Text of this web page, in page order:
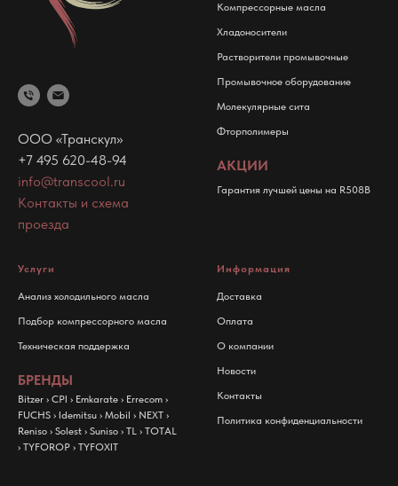
ООО «Транскул»
+7 495 620-48-94
info@transcool.ru
Контакты и схема
проезда
Компрессорные масла
Хладоносители
Растворители промывочные
Промывочное оборудование
Молекулярные сита
Фторполимеры
АКЦИИ
Гарантия лучшей цены на R508B
Услуги
Анализ холодильного масла
Подбор компрессорного масла
Техническая поддержка
БРЕНДЫ
Bitzer › CPI › Emkarate › Errecom ›
FUCHS › Idemitsu › Mobil › NEXT ›
Reniso › Solest › Suniso › TL › TOTAL
› TYFOROP › TYFOXIT
Информация
Доставка
Оплата
О компании
Новости
Контакты
Политика конфиденциальности